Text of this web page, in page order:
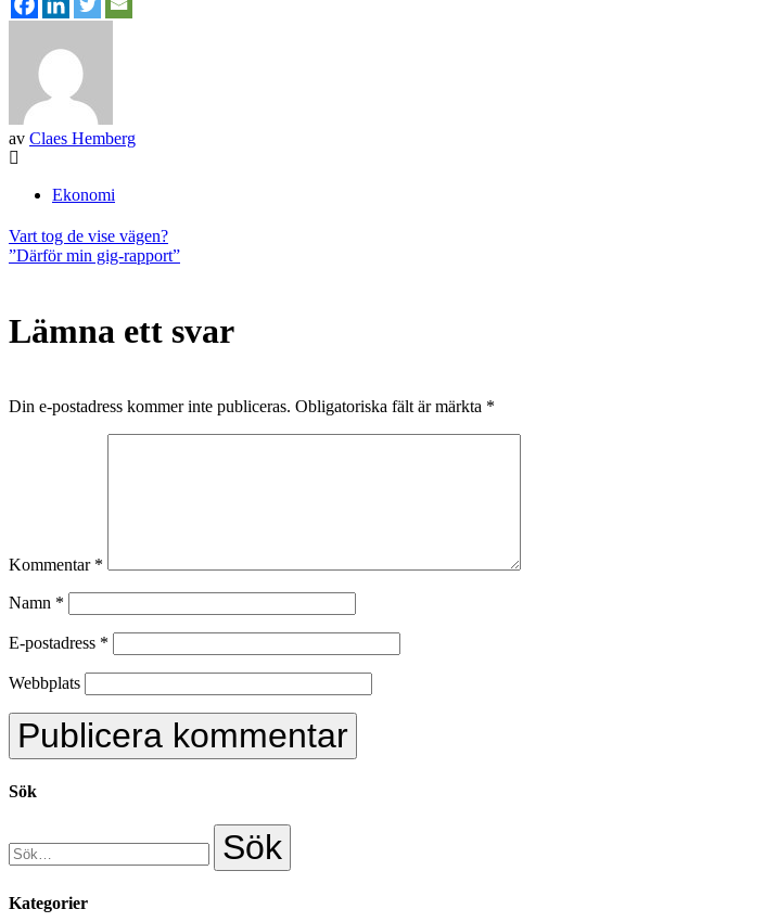
av Claes Hemberg
Ekonomi
Inläggsnavigering
Vart tog de vise vägen?
”Därför min gig-rapport”
Lämna ett svar
Din e-postadress kommer inte publiceras. Obligatoriska fält är märkta *
Kommentar *
Namn *
E-postadress *
Webbplats
Sök
Kategorier